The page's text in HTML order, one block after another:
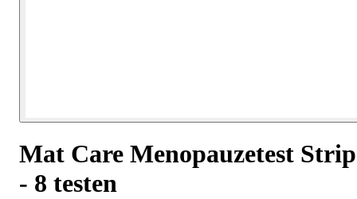
Mat Care Menopauzetest Strip
- 8 testen